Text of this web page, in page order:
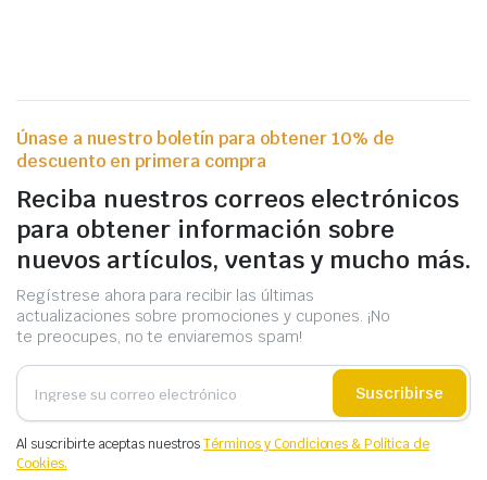
Únase a nuestro boletín para obtener 10% de
descuento en primera compra
Reciba nuestros correos electrónicos
para obtener información sobre
nuevos artículos, ventas y mucho más.
Regístrese ahora para recibir las últimas
actualizaciones sobre promociones y cupones. ¡No
te preocupes, no te enviaremos spam!
Suscribirse
Al suscribirte aceptas nuestrosTérminos y Condiciones & Política de
Cookies.